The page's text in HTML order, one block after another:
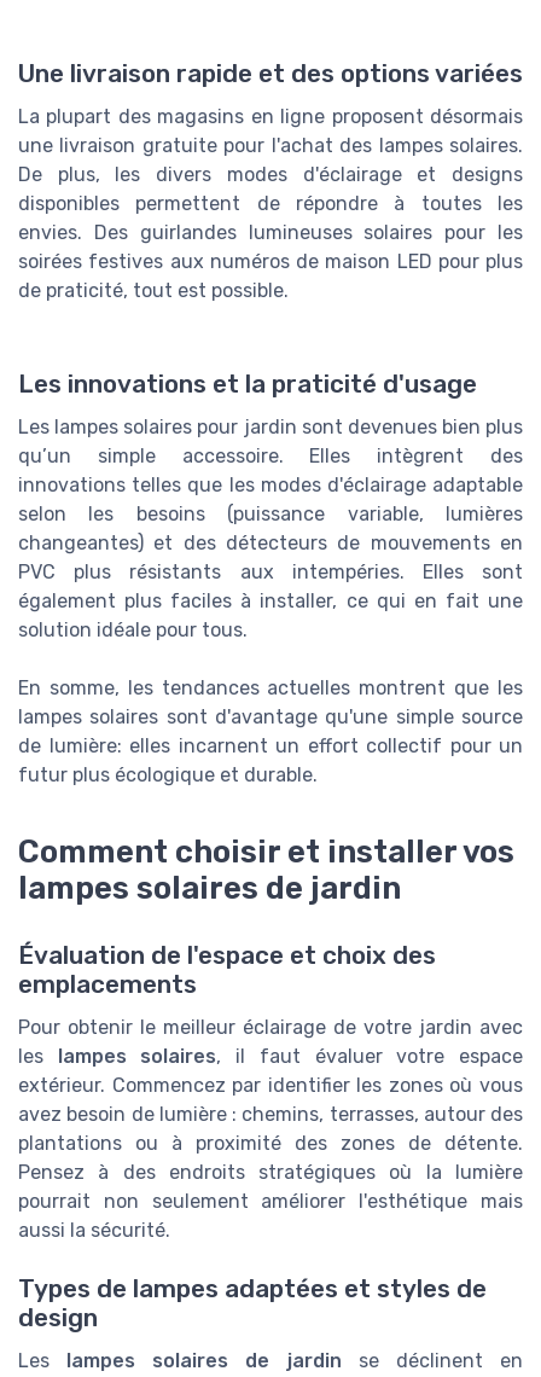
Une livraison rapide et des options variées
La plupart des magasins en ligne proposent désormais
une livraison gratuite pour l'achat des lampes solaires.
De plus, les divers modes d'éclairage et designs
disponibles permettent de répondre à toutes les
envies. Des guirlandes lumineuses solaires pour les
soirées festives aux numéros de maison LED pour plus
de praticité, tout est possible.
Les innovations et la praticité d'usage
Les lampes solaires pour jardin sont devenues bien plus
qu’un simple accessoire. Elles intègrent des
innovations telles que les modes d'éclairage adaptable
selon les besoins (puissance variable, lumières
changeantes) et des détecteurs de mouvements en
PVC plus résistants aux intempéries. Elles sont
également plus faciles à installer, ce qui en fait une
solution idéale pour tous.
En somme, les tendances actuelles montrent que les
lampes solaires sont d'avantage qu'une simple source
de lumière: elles incarnent un effort collectif pour un
futur plus écologique et durable.
Comment choisir et installer vos
lampes solaires de jardin
Évaluation de l'espace et choix des
emplacements
Pour obtenir le meilleur éclairage de votre jardin avec
les lampes solaires, il faut évaluer votre espace
extérieur. Commencez par identifier les zones où vous
avez besoin de lumière : chemins, terrasses, autour des
plantations ou à proximité des zones de détente.
Pensez à des endroits stratégiques où la lumière
pourrait non seulement améliorer l'esthétique mais
aussi la sécurité.
Types de lampes adaptées et styles de
design
Les lampes solaires de jardin se déclinent en